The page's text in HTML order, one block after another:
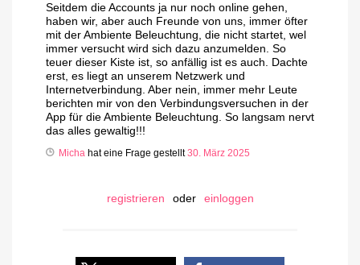
Seitdem die Accounts ja nur noch online gehen,
haben wir, aber auch Freunde von uns, immer öfter
mit der Ambiente Beleuchtung, die nicht startet, wel
immer versucht wird sich dazu anzumelden. So
teuer dieser Kiste ist, so anfällig ist es auch. Dachte
erst, es liegt an unserem Netzwerk und
Internetverbindung. Aber nein, immer mehr Leute
berichten mir von den Verbindungsversuchen in der
App für die Ambiente Beleuchtung. So langsam nervt
das alles gewaltig!!!
Micha hat eine Frage gestellt30. März 2025
registrieren oder einloggen